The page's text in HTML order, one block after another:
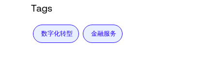
Tags
数字化转型 金融服务